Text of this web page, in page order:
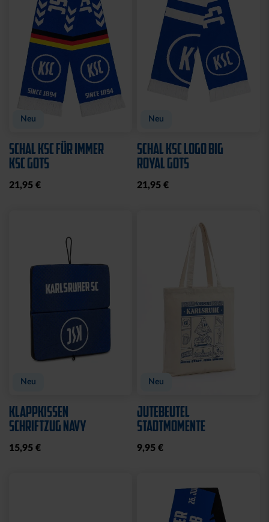
Neu
SCHAL KSC FÜR IMMER
KSC GOTS
21,95 €
Neu
SCHAL KSC LOGO BIG
ROYAL GOTS
21,95 €
Neu
KLAPPKISSEN
SCHRIFTZUG NAVY
15,95 €
Neu
JUTEBEUTEL
STADTMOMENTE
9,95 €